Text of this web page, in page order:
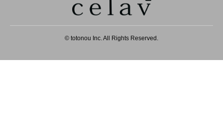
© totonou Inc. All Rights Reserved.